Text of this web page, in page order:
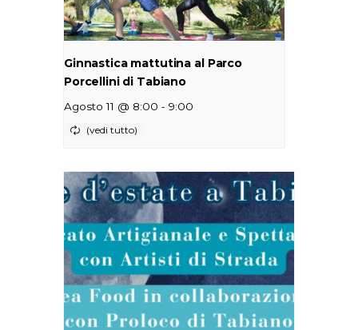
Ginnastica mattutina al Parco
Porcellini di Tabiano
Agosto 11 @ 8:00 - 9:00